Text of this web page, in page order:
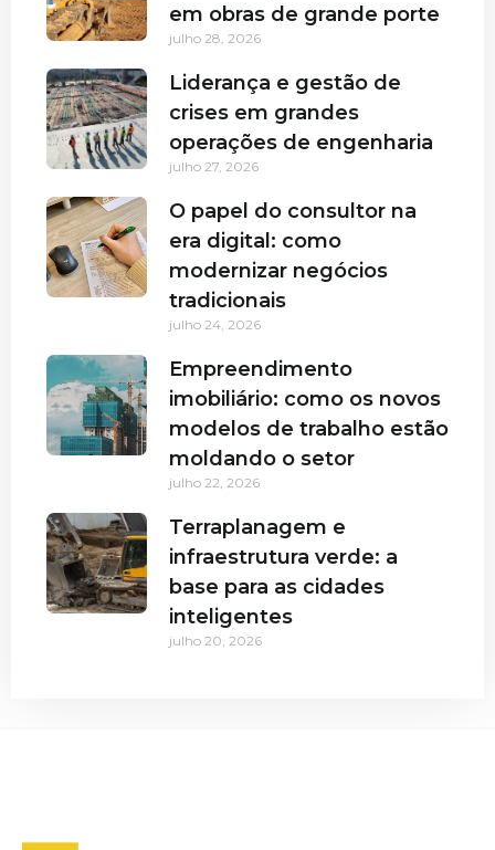
em obras de grande porte
julho 28, 2026
Liderança e gestão de
crises em grandes
operações de engenharia
julho 27, 2026
O papel do consultor na
era digital: como
modernizar negócios
tradicionais
julho 24, 2026
Empreendimento
imobiliário: como os novos
modelos de trabalho estão
moldando o setor
julho 22, 2026
Terraplanagem e
infraestrutura verde: a
base para as cidades
inteligentes
julho 20, 2026